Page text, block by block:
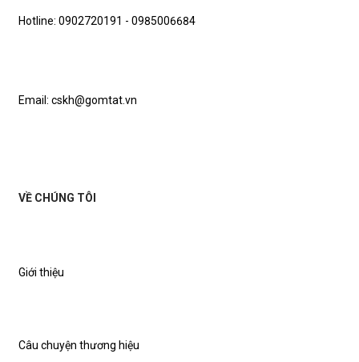
Hotline: 0902720191 - 0985006684
Email: cskh@gomtat.vn
VỀ CHÚNG TÔI
Giới thiệu
Câu chuyện thương hiệu